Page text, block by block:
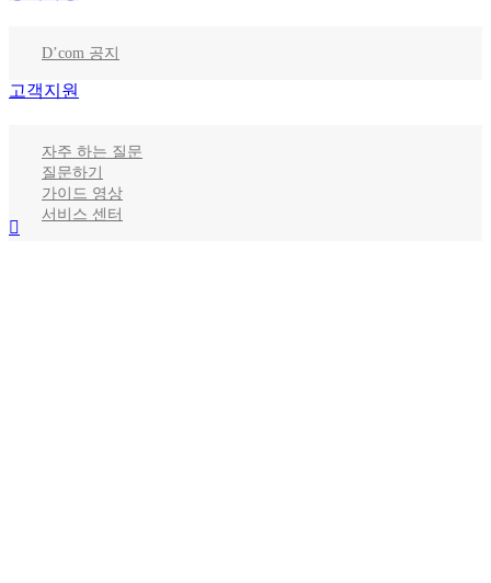
D’com 공지
고객지원
자주 하는 질문
질문하기
가이드 영상
서비스 센터